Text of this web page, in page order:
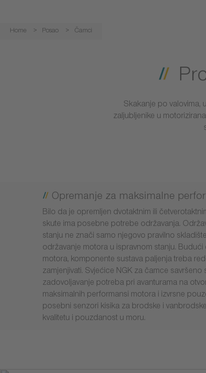
Home Posao Čamci
Skakanje po valovima,
zaljubljenike u
Opremanje za maksimalne
Bilo da je opremljen dvotaktnim ili
skute ima posebne potrebe održavanja.
stanju ne znači samo njegovo pravilno
održavanje motora u ispravnom stanju. Budući
motora, komponente sustava paljenja treba
zamjenjivati. Svjećice NGK za čamce savršeno
zadovoljavanje potreba pri avanturama na
maksimalnih performansi motora i izvrsne
posebni senzori kisika za brodske i
kvalitetu i pouzdanost u moru.